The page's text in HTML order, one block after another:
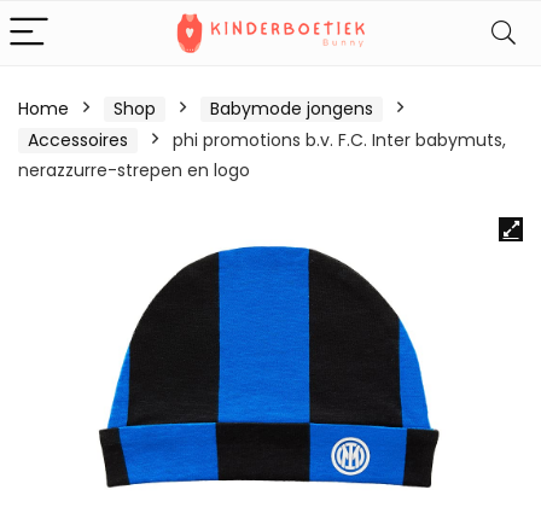
Home Shop
Babymode jongens
Accessoires
phi promotions b.v. F.C. Inter babymuts,
nerazzurre-strepen en logo